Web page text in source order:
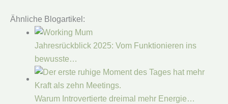
Ähnliche Blogartikel:
Jahresrückblick 2025: Vom Funktionieren ins
bewusste…
Warum Introvertierte dreimal mehr Energie…